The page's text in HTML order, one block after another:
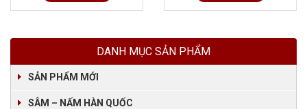
DANH MỤC SẢN PHẨM
SẢN PHẨM MỚI
SÂM – NẤM HÀN QUỐC